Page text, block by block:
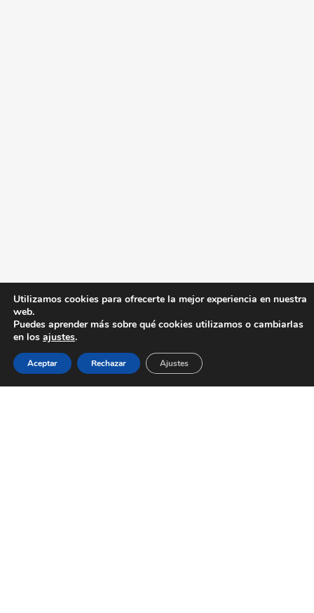
Utilizamos cookies para ofrecerte la mejor experiencia en nuestra
web.
Puedes aprender más sobre qué cookies utilizamos o cambiarlas
en los ajustes.
Aceptar Rechazar Ajustes